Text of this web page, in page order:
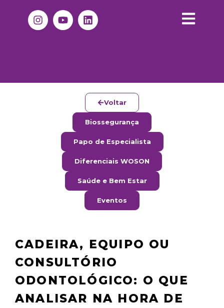
Voltar
Biossegurança
Papo de Especialista
Diferenciais WOSON
Saúde e Bem Estar
Eventos
CADEIRA, EQUIPO OU
CONSULTÓRIO
ODONTOLÓGICO: O QUE
ANALISAR NA HORA DE